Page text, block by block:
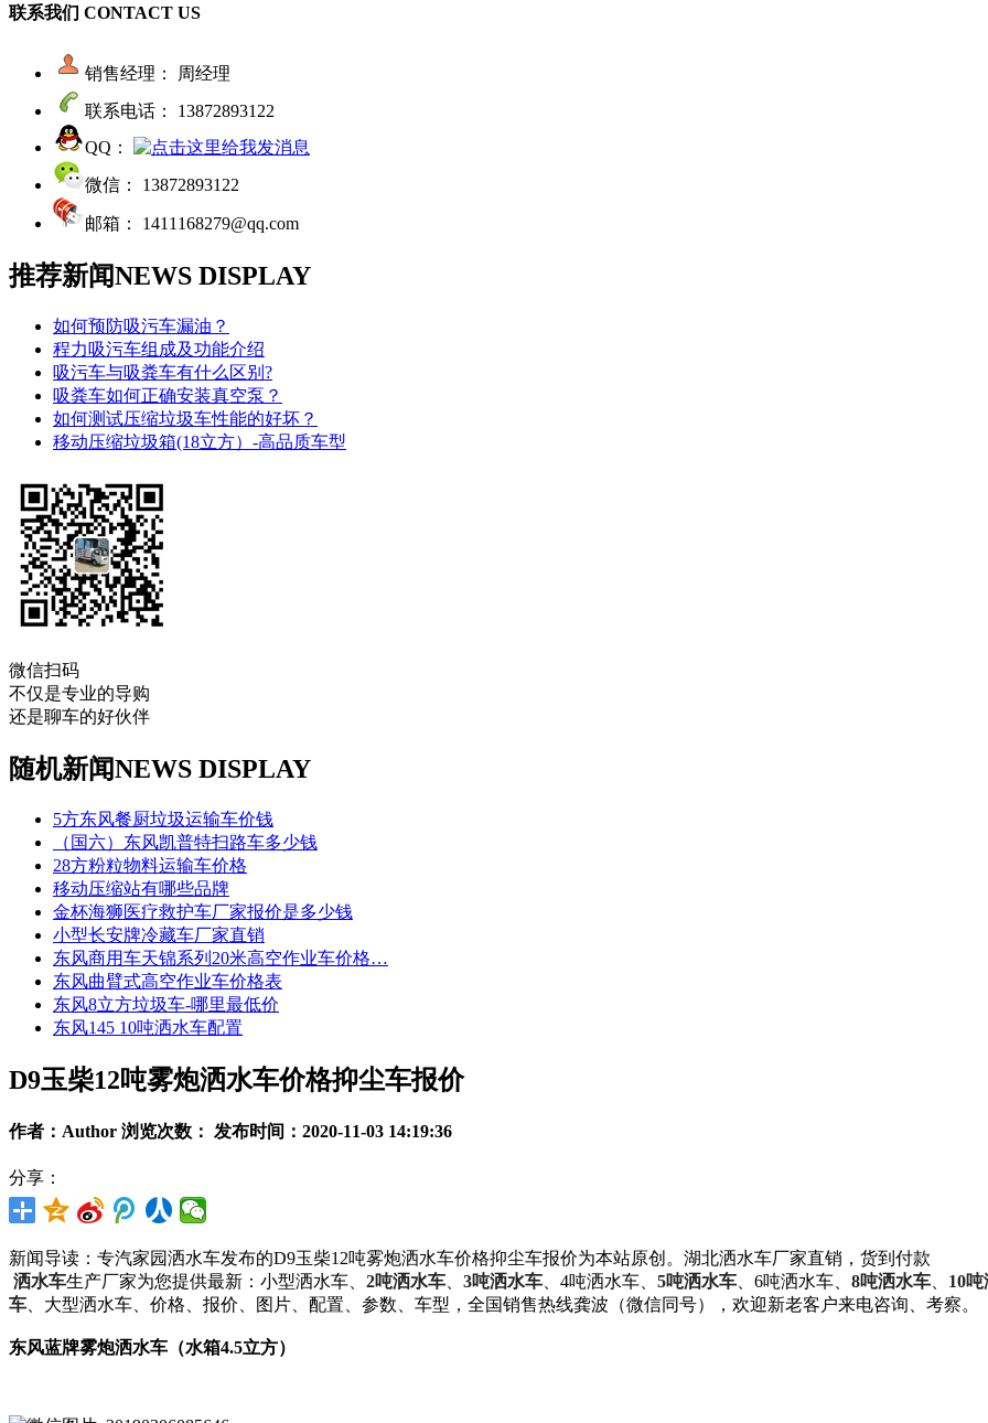
联系我们 CONTACT US
销售经理： 周经理
联系电话： 13872893122
QQ：
微信： 13872893122
邮箱： 1411168279@qq.com
推荐新闻NEWS DISPLAY
如何预防吸污车漏油？
程力吸污车组成及功能介绍
吸污车与吸粪车有什么区别?
吸粪车如何正确安装真空泵？
如何测试压缩垃圾车性能的好坏？
移动压缩垃圾箱(18立方）-高品质车型
微信扫码
不仅是专业的导购
还是聊车的好伙伴
随机新闻NEWS DISPLAY
5方东风餐厨垃圾运输车价钱
（国六）东风凯普特扫路车多少钱
28方粉粒物料运输车价格
移动压缩站有哪些品牌
金杯海狮医疗救护车厂家报价是多少钱
小型长安牌冷藏车厂家直销
东风商用车天锦系列20米高空作业车价格…
东风曲臂式高空作业车价格表
东风8立方垃圾车-哪里最低价
东风145 10吨洒水车配置
D9玉柴12吨雾炮洒水车价格抑尘车报价
作者：Author 浏览次数： 发布时间：2020-11-03 14:19:36
分享：
新闻导读：专汽家园洒水车发布的D9玉柴12吨雾炮洒水车价格抑尘车报价为本站原创。湖北洒水车厂家直销，货到付款
洒水车生产厂家为您提供最新：小型洒水车、 2吨洒水车 3吨洒水车 、4吨洒水车、 5吨洒水车 、6吨洒水车、 8吨洒水车 10
车 、大型洒水车、价格、报价、图片、配置、参数、车型，全国销售热线龚波（微信同号），欢迎新老客户来电咨询、考察。
东风蓝牌雾炮洒水车（水箱4.5立方）